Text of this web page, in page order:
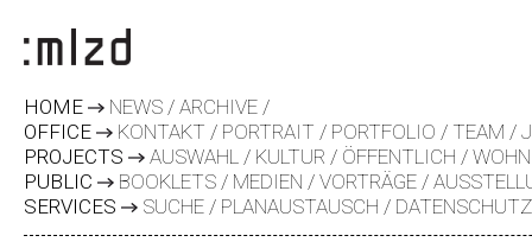
HOME NEWS
ARCHIVE
OFFICE
KONTAKT PORTRAIT PORTFOLIO TEAM
PROJECTS
AUSWAHL KULTUR ÖFFENTLICH
PUBLIC
BOOKLETS MEDIEN VORTRÄGE
SERVICES
SUCHE PLANAUSTAUSCH DATENSCHUTZ